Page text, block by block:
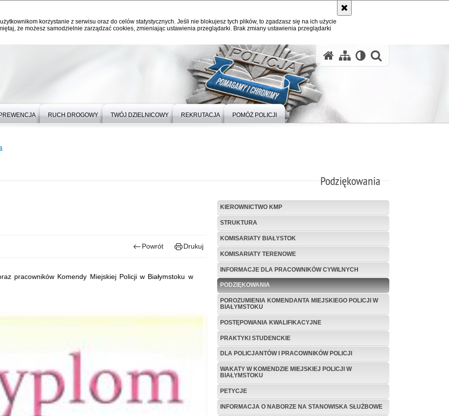
korzystanie z serwisu oraz do celów statystycznych. Jeśli nie blokujesz tych plików, to zgadzasz się na ich użycie
że możesz samodzielnie zarządzać cookies, zmieniając ustawienia przeglądarki. Brak zmiany ustawienia przeglądarki
RUCH DROGOWY TWÓJ DZIELNICOWY REKRUTACJA POMÓŻ POLICJI
Podziękowania
Powrót Drukuj
pracowników Komendy Miejskiej Policji w Białymstoku w
KIEROWNICTWO KMP
STRUKTURA
KOMISARIATY BIAŁYSTOK
KOMISARIATY TERENOWE
INFORMACJE DLA PRACOWNIKÓW CYWILNYCH
PODZIĘKOWANIA
POROZUMIENIA KOMENDANTA MIEJSKIEGO POLICJI W
BIAŁYMSTOKU
POSTĘPOWANIA KWALIFIKACYJNE
PRAKTYKI STUDENCKIE
DLA POLICJANTÓW I PRACOWNIKÓW POLICJI
WAKATY W KOMENDZIE MIEJSKIEJ POLICJI W
BIAŁYMSTOKU
PETYCJE
INFORMACJA O NABORZE NA STANOWISKA SŁUŻBOWE